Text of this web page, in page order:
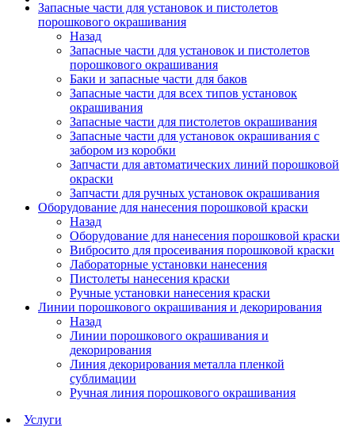
Запасные части для установок и пистолетов
порошкового окрашивания
Назад
Запасные части для установок и пистолетов
порошкового окрашивания
Баки и запасные части для баков
Запасные части для всех типов установок
окрашивания
Запасные части для пистолетов окрашивания
Запасные части для установок окрашивания с
забором из коробки
Запчасти для автоматических линий порошковой
окраски
Запчасти для ручных установок окрашивания
Оборудование для нанесения порошковой краски
Назад
Оборудование для нанесения порошковой краски
Вибросито для просеивания порошковой краски
Лабораторные установки нанесения
Пистолеты нанесения краски
Ручные установки нанесения краски
Линии порошкового окрашивания и декорирования
Назад
Линии порошкового окрашивания и
декорирования
Линия декорирования металла пленкой
сублимации
Ручная линия порошкового окрашивания
Услуги